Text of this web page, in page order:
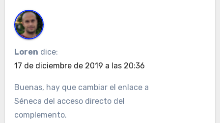
Loren dice:
17 de diciembre de 2019 a las 20:36
Buenas, hay que cambiar el enlace a
Séneca del acceso directo del
complemento.